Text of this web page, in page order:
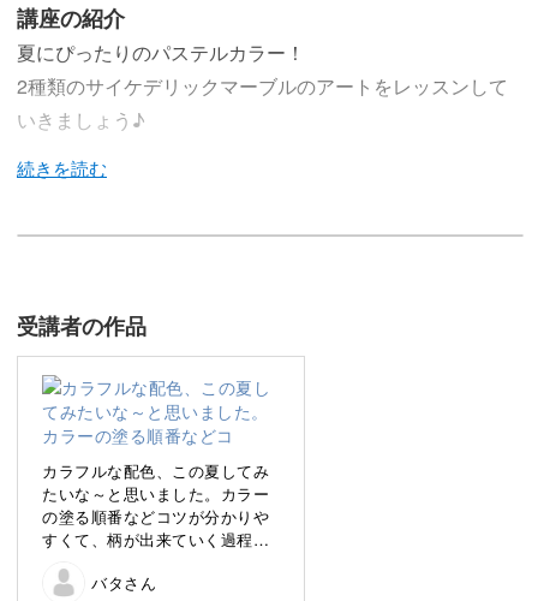
講座の紹介
夏にぴったりのパステルカラー！
2種類のサイケデリックマーブルのアートをレッスンして
いきましょう♪
普段はベーシックなデザインが好きな方でも、夏になると
明るい派手めのお爪にしたい方は多いのではないでしょう
か。
今回のサイケデリックマーブルは、7色のパステルカラー
を使ったカラフルさが魅力。
うず巻きとスワイプの2種類の塗り方をレッスンしていき
受講者の作品
カラフルな配色、この夏してみ
たいな～と思いました。カラー
の塗る順番などコツが分かりや
すくて、柄が出来ていく過程が
練習して、自爪につけてみま
バタさん